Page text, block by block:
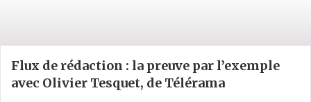
Flux de rédaction : la preuve par l’exemple
avec Olivier Tesquet, de Télérama